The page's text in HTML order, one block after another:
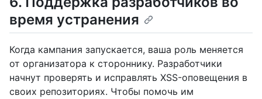
время устранения
Когда кампания запускается, ваша роль меняется
от организатора к стороннику. Разработчики
начнут проверять и исправлять XSS-оповещения в
своих репозиториях. Чтобы помочь им